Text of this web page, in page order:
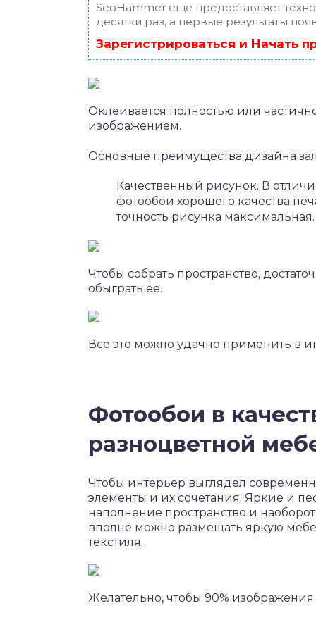
SeoHammer еще предоставляет
десятки раз, а первые результаты
Зарегистрироваться и Начать
Оклеивается полностью или
изображением.
Основные преимущества дизайна
Качественный рисунок. В
фотообои хорошего качества
точность рисунка максимальная.
Чтобы собрать пространство,
обыграть ее.
Все это можно удачно применить в
Фотообои в
разноцветной
Чтобы интерьер выглядел
элементы и их сочетания. Яркие и
наполнение пространство и
вполне можно размещать яркую
текстиля.
Желательно, чтобы 90% изображения